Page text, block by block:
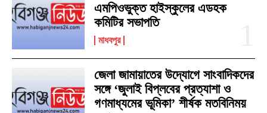
এমপিওভুক্ত হাইস্কুলের এডহক
কমিটির সভাপতি
মাধবপুর
জেলা জামায়াতের উদ্যোগে সাংবাদিকদের
সঙ্গে ‘জুলাই বিপ্লবের প্রত্যাশা ও
গণমাধ্যমের ভূমিকা’ শীর্ষক মতবিনিময়